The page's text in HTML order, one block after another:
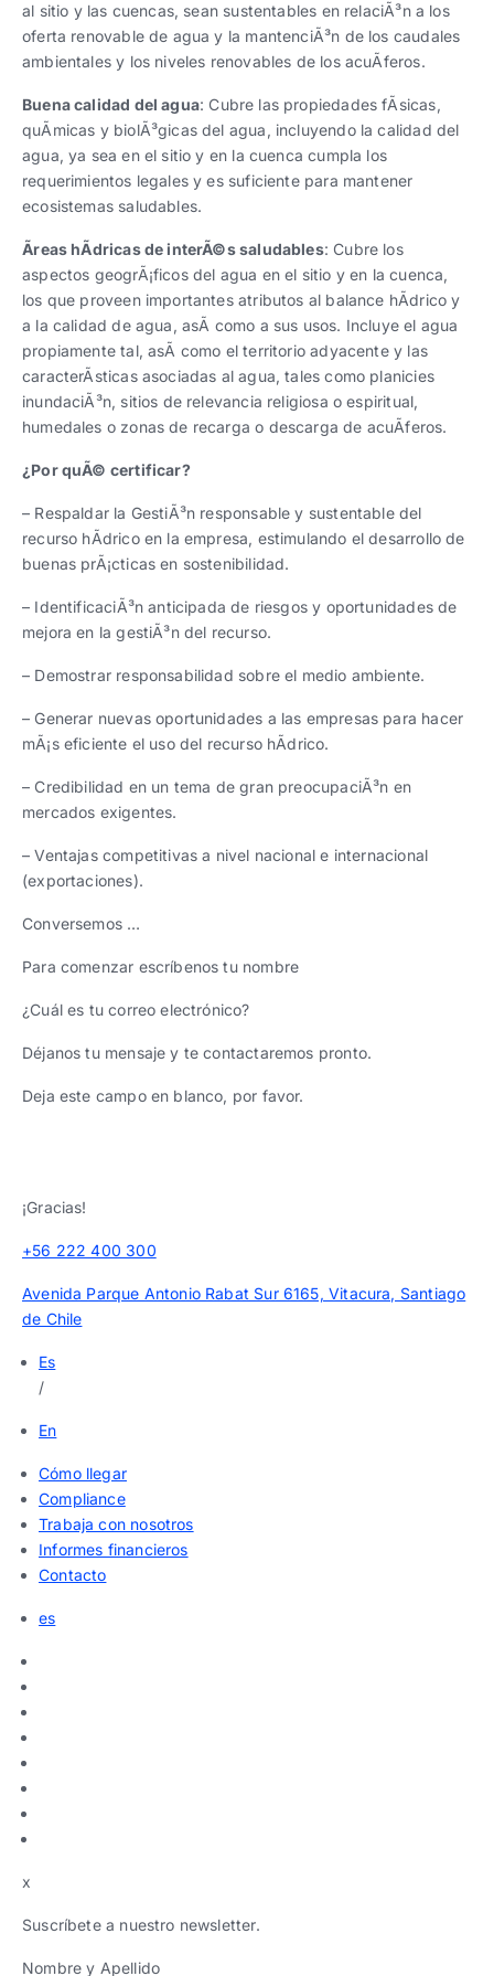
al sitio y las cuencas, sean sustentables en relaciÃ³n a los
oferta renovable de agua y la mantenciÃ³n de los caudales
ambientales y los niveles renovables de los acuÃ­feros.
Buena calidad del agua: Cubre las propiedades fÃ­sicas,
quÃ­micas y biolÃ³gicas del agua, incluyendo la calidad del
agua, ya sea en el sitio y en la cuenca cumpla los
requerimientos legales y es suficiente para mantener
ecosistemas saludables.
Ãreas hÃ­dricas de interÃ©s saludables: Cubre los
aspectos geogrÃ¡ficos del agua en el sitio y en la cuenca,
los que proveen importantes atributos al balance hÃ­drico y
a la calidad de agua, asÃ­ como a sus usos. Incluye el agua
propiamente tal, asÃ­ como el territorio adyacente y las
caracterÃ­sticas asociadas al agua, tales como planicies
inundaciÃ³n, sitios de relevancia religiosa o espiritual,
humedales o zonas de recarga o descarga de acuÃ­feros.
¿Por quÃ© certificar?
– Respaldar la GestiÃ³n responsable y sustentable del
recurso hÃ­drico en la empresa, estimulando el desarrollo de
buenas prÃ¡cticas en sostenibilidad.
– IdentificaciÃ³n anticipada de riesgos y oportunidades de
mejora en la gestiÃ³n del recurso.
– Demostrar responsabilidad sobre el medio ambiente.
– Generar nuevas oportunidades a las empresas para hacer
mÃ¡s eficiente el uso del recurso hÃ­drico.
– Credibilidad en un tema de gran preocupaciÃ³n en
mercados exigentes.
– Ventajas competitivas a nivel nacional e internacional
(exportaciones).
Conversemos …
Para comenzar escríbenos tu nombre
¿Cuál es tu correo electrónico?
Déjanos tu mensaje y te contactaremos pronto.
Deja este campo en blanco, por favor.
¡Gracias!
+56 222 400 300
Avenida Parque Antonio Rabat Sur 6165, Vitacura, Santiago
de Chile
Es
/
En
Cómo llegar
Compliance
Trabaja con nosotros
Informes financieros
Contacto
es
x
Suscríbete a nuestro newsletter.
Nombre y Apellido